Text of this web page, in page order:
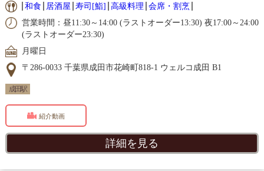
和食 居酒屋 寿司[鮨] 高級料理 会席・割烹
営業時間：昼11:30～14:00 (ラストオーダー13:30) 夜17:00～24:00
(ラストオーダー23:30)
月曜日
〒286-0033 千葉県成田市花崎町818-1 ウェルコ成田 B1
成田駅
紹介動画
詳細を見る